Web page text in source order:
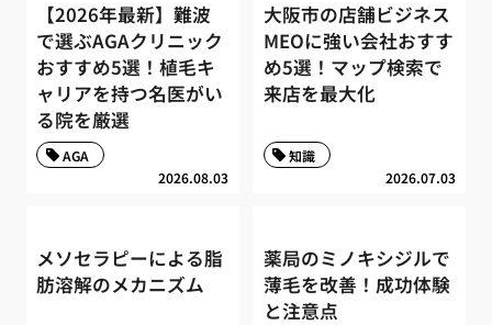
【2026年最新】難波
で選ぶAGAクリニック
おすすめ5選！植毛キ
ャリアを持つ名医がい
る院を厳選
2026.08.03
AGA
大阪市の店舗ビジネス
MEOに強い会社おすす
め5選！マップ検索で
来店を最大化
2026.07.03
知識
メソセラピーによる脂
肪溶解のメカニズム
薬局のミノキシジルで
薄毛を改善！成功体験
と注意点